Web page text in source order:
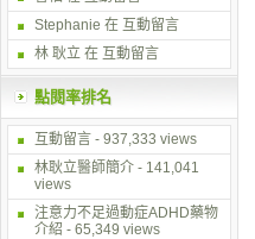
Stephanie 在 互動留言
林 耿立 在 互動留言
點閱率排名
互動留言 - 937,333 views
林耿立醫師簡介 - 141,041
views
注意力不足過動症ADHD藥物
介紹 - 65,349 views